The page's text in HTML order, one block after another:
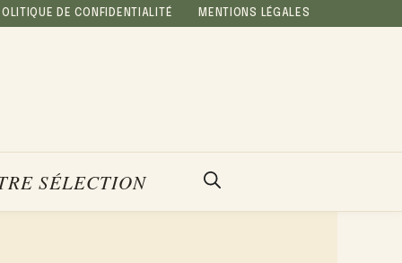
DE CONFIDENTIALITÉ MENTIONS LÉGALES
SÉLECTION